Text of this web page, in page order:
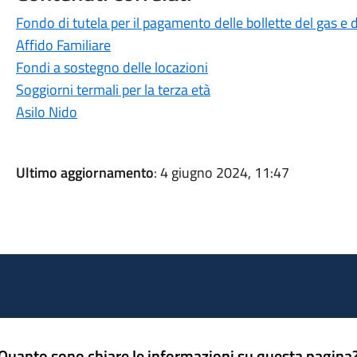
Fondo di tutela per il pagamento delle bollette del gas e
Affido Familiare
Fondi a sostegno delle locazioni
Soggiorni termali per la terza età
Asilo Nido
Ultimo aggiornamento: 4 giugno 2024, 11:47